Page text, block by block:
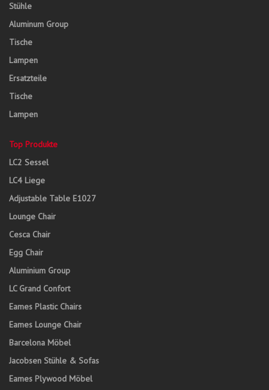
Stühle
Aluminum Group
Tische
Lampen
Ersatzteile
Tische
Lampen
Top Produkte
LC2 Sessel
LC4 Liege
Adjustable Table E1027
Lounge Chair
Cesca Chair
Egg Chair
Aluminium Group
LC Grand Confort
Eames Plastic Chairs
Eames Lounge Chair
Barcelona Möbel
Jacobsen Stühle & Sofas
Eames Plywood Möbel